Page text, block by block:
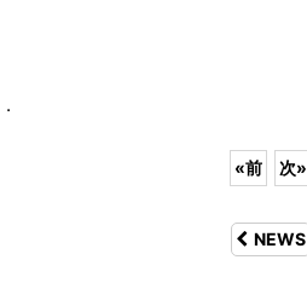
.
«前 次»
NEWS